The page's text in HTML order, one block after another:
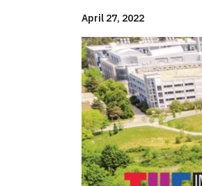
April 27, 2022